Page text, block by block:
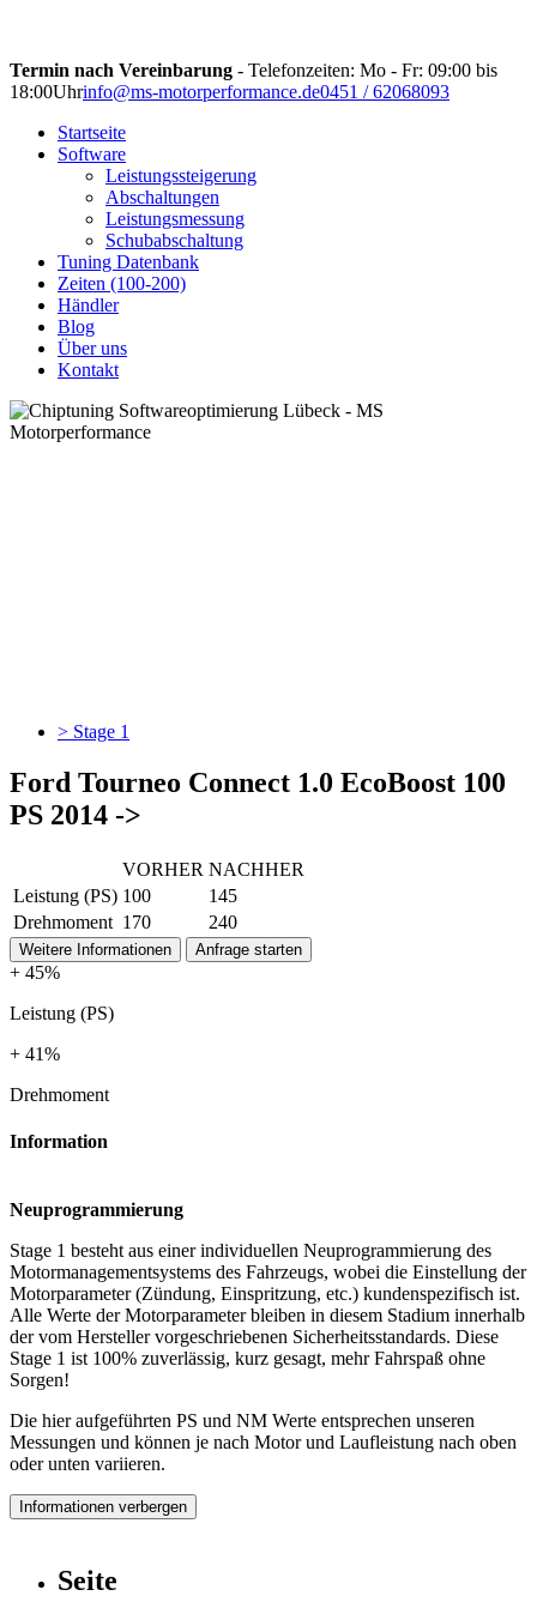
Termin nach Vereinbarung - Telefonzeiten: Mo - Fr: 09:00 bis
18:00Uhrinfo@ms-motorperformance.de0451 / 62068093
Startseite
Software
Leistungssteigerung
Abschaltungen
Leistungsmessung
Schubabschaltung
Tuning Datenbank
Zeiten (100-200)
Händler
Blog
Über uns
Kontakt
> Stage 1
Ford Tourneo Connect 1.0 EcoBoost 100
PS 2014 ->
VORHER NACHHER
Leistung (PS) 100
145
Drehmoment 170 240
Weitere Informationen Anfrage starten
+ 45%
Leistung (PS)
+ 41%
Drehmoment
Information
Neuprogrammierung
Stage 1 besteht aus einer individuellen Neuprogrammierung des
Motormanagementsystems des Fahrzeugs, wobei die Einstellung der
Motorparameter (Zündung, Einspritzung, etc.) kundenspezifisch ist.
Alle Werte der Motorparameter bleiben in diesem Stadium innerhalb
der vom Hersteller vorgeschriebenen Sicherheitsstandards. Diese
Stage 1 ist 100% zuverlässig, kurz gesagt, mehr Fahrspaß ohne
Sorgen!
Die hier aufgeführten PS und NM Werte entsprechen unseren
Messungen und können je nach Motor und Laufleistung nach oben
oder unten variieren.
Informationen verbergen
Seite